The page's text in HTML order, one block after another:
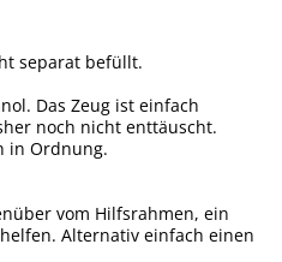
separat befüllt.
Das Zeug ist einfach
noch nicht enttäuscht.
in Ordnung.
vom Hilfsrahmen, ein
Alternativ einfach einen